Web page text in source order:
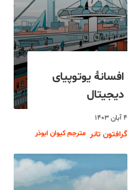
افسانۀ یوتوپیای
دیجیتال
۴ آبان ۱۴۰۳
گرافتون تانر مترجم کیوان ابوذر